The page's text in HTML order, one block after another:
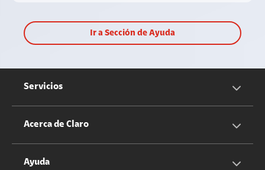
Ir a Sección de Ayuda
Servicios
Servicios Móviles
Acerca de Claro
Información Corporativa
Ayuda